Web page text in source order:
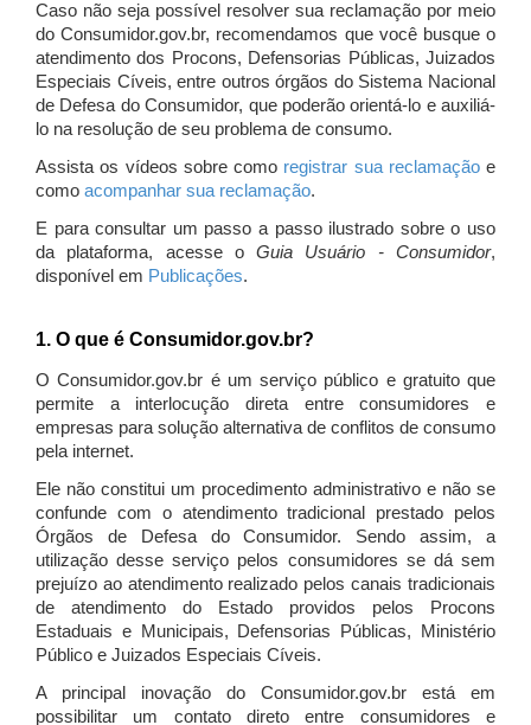
Caso não seja possível resolver sua reclamação por meio
do Consumidor.gov.br, recomendamos que você busque o
atendimento dos Procons, Defensorias Públicas, Juizados
Especiais Cíveis, entre outros órgãos do Sistema Nacional
de Defesa do Consumidor, que poderão orientá-lo e auxiliá-
lo na resolução de seu problema de consumo.
Assista os vídeos sobre como registrar sua reclamaçãoe
como acompanhar sua reclamação.
E para consultar um passo a passo ilustrado sobre o uso
da plataforma, acesse oGuia Usuário - Consumidor,
disponível em Publicações.
1. O que é Consumidor.gov.br?
O Consumidor.gov.br é um serviço público e gratuito que
permite a interlocução direta entre consumidores e
empresas para solução alternativa de conflitos de consumo
pela internet.
Ele não constitui um procedimento administrativo e não se
confunde com o atendimento tradicional prestado pelos
Órgãos de Defesa do Consumidor. Sendo assim, a
utilização desse serviço pelos consumidores se dá sem
prejuízo ao atendimento realizado pelos canais tradicionais
de atendimento do Estado providos pelos Procons
Estaduais e Municipais, Defensorias Públicas, Ministério
Público e Juizados Especiais Cíveis.
A principal inovação do Consumidor.gov.br está em
possibilitar um contato direto entre consumidores e